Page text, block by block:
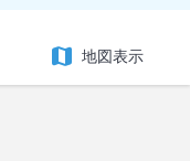
地図表示